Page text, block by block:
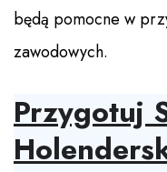
będą pomocne w
zawodowych.
Przygotuj